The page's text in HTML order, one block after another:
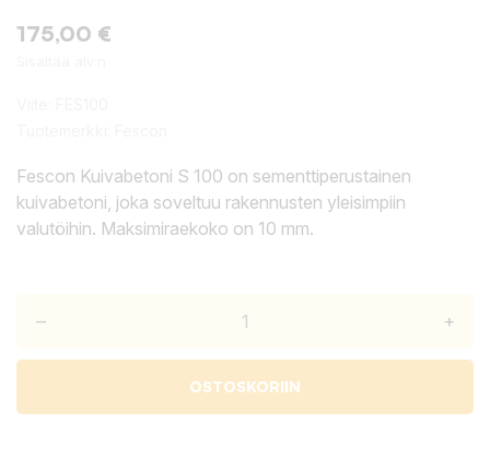
175,00 €
Fescon Kuivabetoni S 100 on sementtiperustainen
kuivabetoni, joka soveltuu rakennusten yleisimpiin
valutöihin. Maksimiraekoko on 10 mm.
– +
OSTOSKORIIN